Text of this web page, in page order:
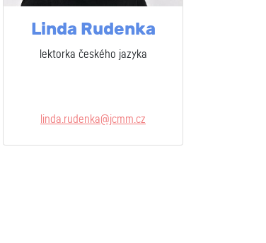
Linda Rudenka
lektorka českého jazyka
linda.rudenka@jcmm.cz